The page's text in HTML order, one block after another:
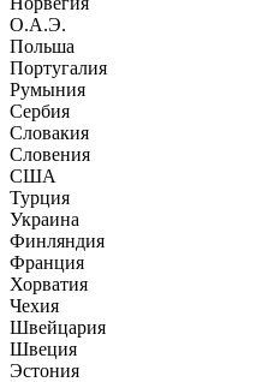
О.А.Э.
Польша
Португалия
Румыния
Сербия
Словакия
Словения
США
Турция
Украина
Финляндия
Франция
Хорватия
Чехия
Швейцария
Швеция
Эстония